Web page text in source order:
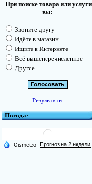
При поиске товара или услуги
вы:
Звоните другу
Идёте в магазин
Ищите в Интернете
Всё вышеперечисленное
Другое
Результаты
Погода: